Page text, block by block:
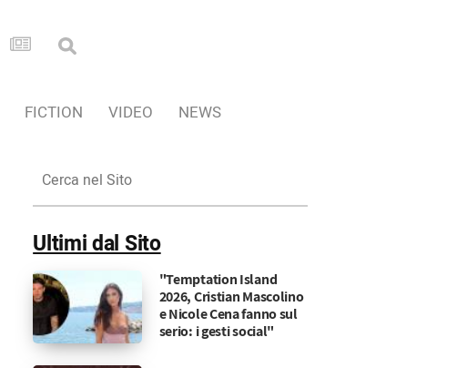
FICTION VIDEO NEWS
nel
Sito
Ultimi dal Sito
"Temptation Island
2026, Cristian Mascolino
e Nicole Cena fanno sul
serio: i gesti social"